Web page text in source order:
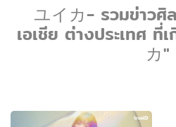
ユイカ- รวมข่าวศิ
เอเชีย ต่างประเทศ ที่
カ"